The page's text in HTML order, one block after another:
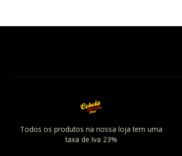
Todos os produtos na nossa loja tem uma
taxa de Iva 23%